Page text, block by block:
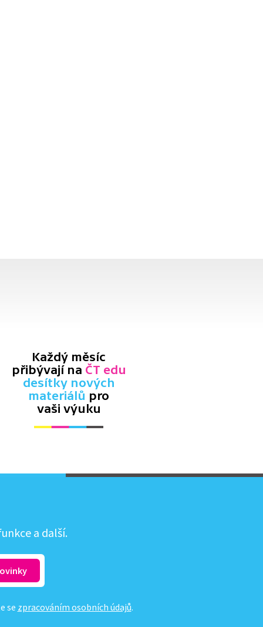
Každý měsíc
přibývají na ČT edu
desítky nových
materiálů pro
vaši výuku
a další.
se zpracováním osobních údajů.